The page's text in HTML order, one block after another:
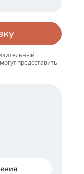
предоставить